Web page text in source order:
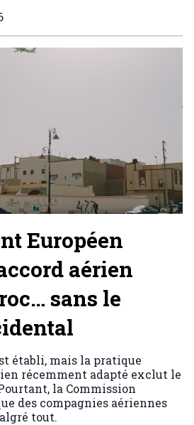
Européen
aérien
sans le
établi, mais la pratique
récemment adapté exclut le
la Commission
des compagnies aériennes
tout.